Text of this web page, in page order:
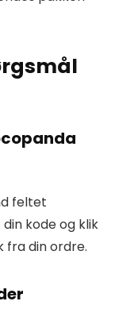
feltet
kode og klik
fra din ordre.